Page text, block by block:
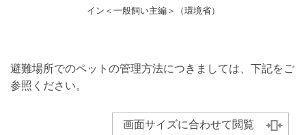
イン＜一般飼い主編＞（環境省）
避難場所でのペットの管理方法につきましては、下記をご
参照ください。
画面サイズに合わせて閲覧